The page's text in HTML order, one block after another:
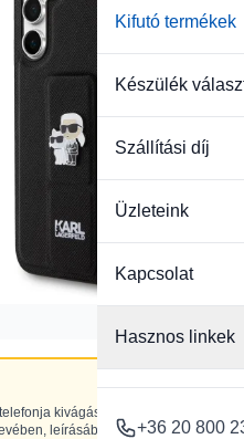
Kifutó termékek
Készülék
Szállítási díj
Üzleteink
Kapcsolat
Hasznos linkek
+36 20 800
kivágásaival, NE
leírásában szereplő